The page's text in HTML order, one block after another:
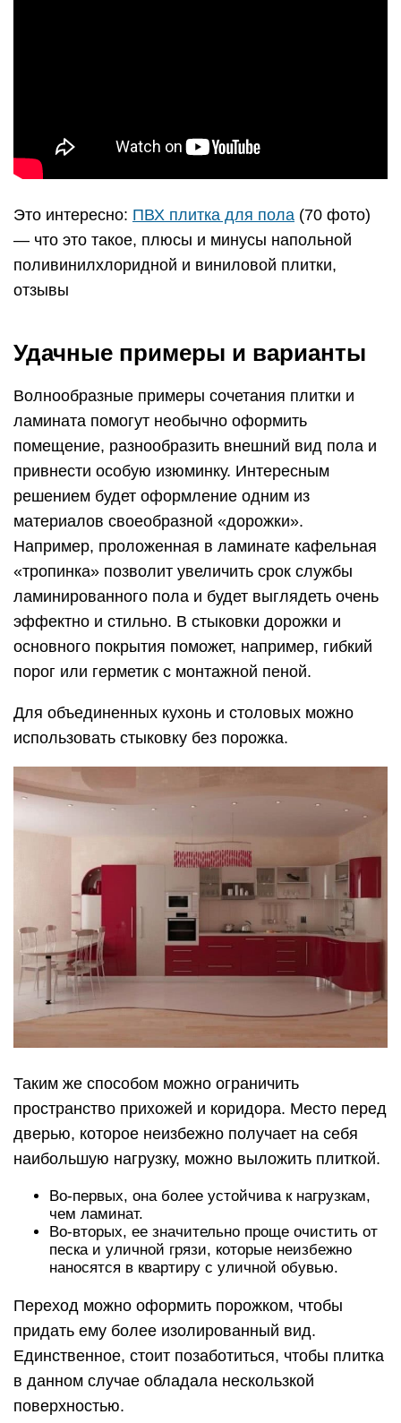
Это интересно: ПВХ плитка для пола (70 фото)
— что это такое, плюсы и минусы напольной
поливинилхлоридной и виниловой плитки,
отзывы
Удачные примеры и варианты
Волнообразные примеры сочетания плитки и
ламината помогут необычно оформить
помещение, разнообразить внешний вид пола и
привнести особую изюминку. Интересным
решением будет оформление одним из
материалов своеобразной «дорожки».
Например, проложенная в ламинате кафельная
«тропинка» позволит увеличить срок службы
ламинированного пола и будет выглядеть очень
эффектно и стильно. В стыковки дорожки и
основного покрытия поможет, например, гибкий
порог или герметик с монтажной пеной.
Для объединенных кухонь и столовых можно
использовать стыковку без порожка.
Таким же способом можно ограничить
пространство прихожей и коридора. Место перед
дверью, которое неизбежно получает на себя
наибольшую нагрузку, можно выложить плиткой.
Во-первых, она более устойчива к нагрузкам,
чем ламинат.
Во-вторых, ее значительно проще очистить от
песка и уличной грязи, которые неизбежно
наносятся в квартиру с уличной обувью.
Переход можно оформить порожком, чтобы
придать ему более изолированный вид.
Единственное, стоит позаботиться, чтобы плитка
в данном случае обладала нескользкой
поверхностью.